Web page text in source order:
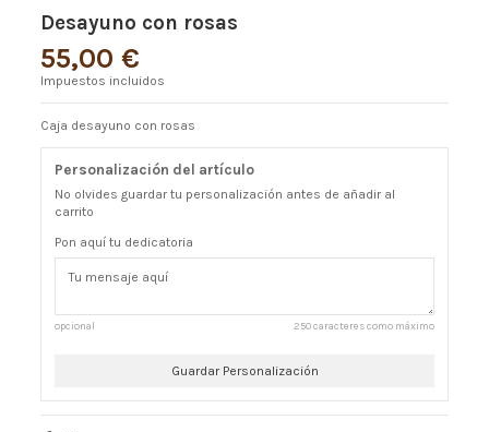
Desayuno con rosas
55,00 €
Impuestos incluidos
Caja desayuno con rosas
Personalización del artículo
No olvides guardar tu personalización antes de añadir al
carrito
Pon aquí tu dedicatoria
opcional 250 caracteres como máximo
Guardar Personalización